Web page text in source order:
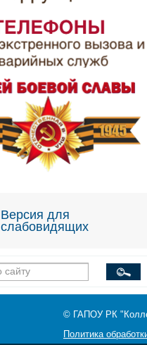
Версия для
слабовидящих
© ГАПОУ РК
Политика